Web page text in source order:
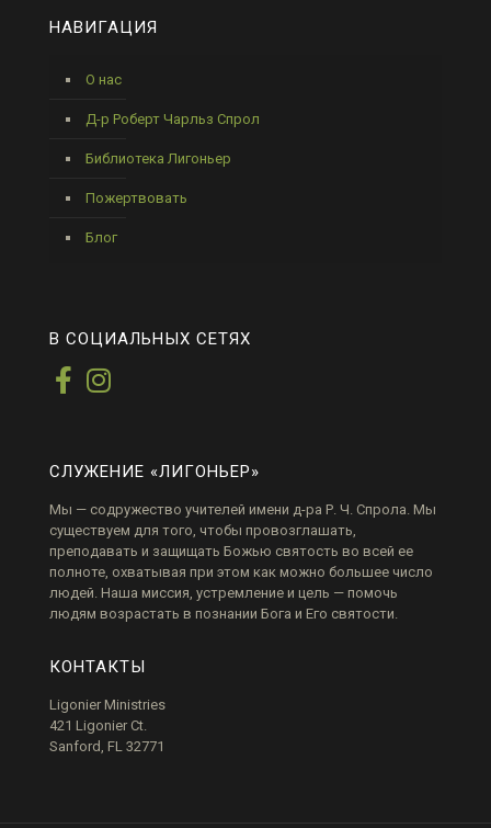
НАВИГАЦИЯ
О нас
Д-р Роберт Чарльз Спрол
Библиотека Лигоньер
Пожертвовать
Блог
В СОЦИАЛЬНЫХ СЕТЯХ
СЛУЖЕНИЕ «ЛИГОНЬЕР»
Мы — содружество учителей имени д-ра Р. Ч. Спрола. Мы
существуем для того, чтобы провозглашать,
преподавать и защищать Божью святость во всей ее
полноте, охватывая при этом как можно большее число
людей. Наша миссия, устремление и цель — помочь
людям возрастать в познании Бога и Его святости.
КОНТАКТЫ
Ligonier Ministries
421 Ligonier Ct.
Sanford, FL 32771